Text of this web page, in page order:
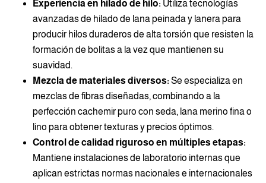
Experiencia en hilado de hilo: Utiliza tecnologías
avanzadas de hilado de lana peinada y lanera para
producir hilos duraderos de alta torsión que resisten la
formación de bolitas a la vez que mantienen su
suavidad.
Mezcla de materiales diversos: Se especializa en
mezclas de fibras diseñadas, combinando a la
perfección cachemir puro con seda, lana merino fina o
lino para obtener texturas y precios óptimos.
Control de calidad riguroso en múltiples etapas:
Mantiene instalaciones de laboratorio internas que
aplican estrictas normas nacionales e internacionales